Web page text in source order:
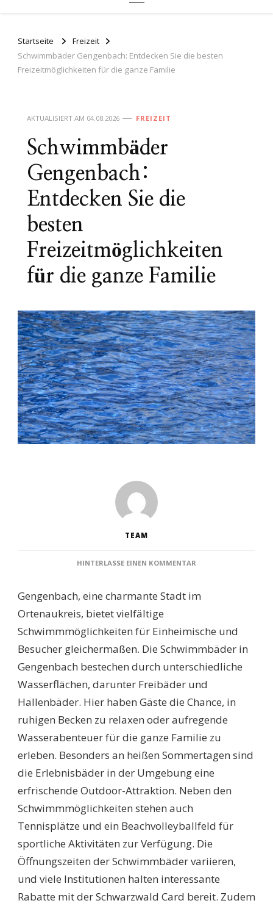
Startseite
Freizeit
Schwimmbäder Gengenbach: Entdecken Sie die besten
Freizeitmöglichkeiten für die ganze Familie
AKTUALISIERT AM 04.08.2026 FREIZEIT
Schwimmbäder
Gengenbach:
Entdecken Sie die
besten
Freizeitmöglichkeiten
für die ganze Familie
TEAM
HINTERLASSE EINEN KOMMENTAR
ENTDECKEN
BESTEN
FÜR
DIE
FAMILIE
Gengenbach, eine charmante Stadt im
Ortenaukreis, bietet vielfältige
Schwimmmöglichkeiten für Einheimische und
Besucher gleichermaßen. Die Schwimmbäder in
Gengenbach bestechen durch unterschiedliche
Wasserflächen, darunter Freibäder und
Hallenbäder. Hier haben Gäste die Chance, in
ruhigen Becken zu relaxen oder aufregende
Wasserabenteuer für die ganze Familie zu
erleben. Besonders an heißen Sommertagen sind
die Erlebnisbäder in der Umgebung eine
erfrischende Outdoor-Attraktion. Neben den
Schwimmmöglichkeiten stehen auch
Tennisplätze und ein Beachvolleyballfeld für
sportliche Aktivitäten zur Verfügung. Die
Öffnungszeiten der Schwimmbäder variieren,
und viele Institutionen halten interessante
Rabatte mit der Schwarzwald Card bereit. Zudem